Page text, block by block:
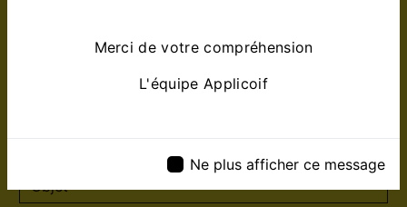
Merci de votre compréhension
L'équipe Applicoif
Ne plus afficher ce message